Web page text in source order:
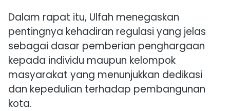
Dalam rapat itu, Ulfah menegaskan
pentingnya kehadiran regulasi yang jelas
sebagai dasar pemberian penghargaan
kepada individu maupun kelompok
masyarakat yang menunjukkan dedikasi
dan kepedulian terhadap pembangunan
kota.